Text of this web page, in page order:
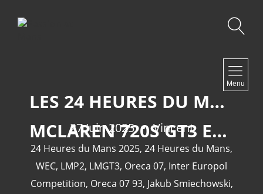
Menu
MCLAREN 720S GT3 EVO PA1-052
LES 24 HEURES DU MANS 2025: LES LMP2 ET LES LMGT3.
27 Juin 2025 Vincent
24 Heures du Mans 2025, 24 Heures du Mans,
WEC, LMP2, LMGT3, Oreca 07, Inter Europol
Competition, Oreca 07 93, Jakub Smiechowski,
Contact
NEWSLETTER